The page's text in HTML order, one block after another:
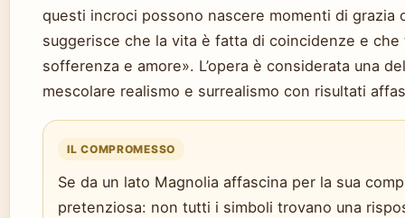
questi incroci possono nascere momenti di
suggerisce che la vita è fatta di coincidenze e
sofferenza e amore». L’opera è considerata una
mescolare realismo e surrealismo con risultati
IL COMPROMESSO
Se da un lato Magnolia affascina per la sua
pretenziosa: non tutti i simboli trovano una